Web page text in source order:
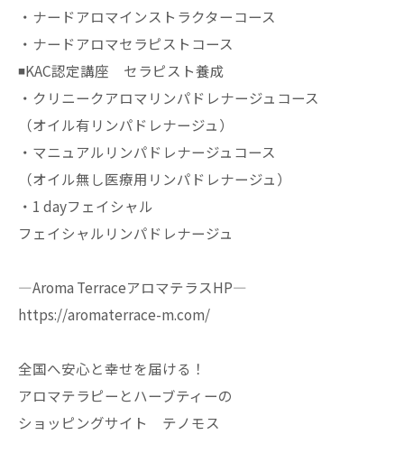
・ナードアロマインストラクターコース
・ナードアロマセラピストコース
◾️KAC認定講座 セラピスト養成
・クリニークアロマリンパドレナージュコース
（オイル有リンパドレナージュ）
・マニュアルリンパドレナージュコース
（オイル無し医療用リンパドレナージュ）
・1 dayフェイシャル
フェイシャルリンパドレナージュ
—Aroma TerraceアロマテラスHP—
https://aromaterrace-m.com/
全国へ安心と幸せを届ける！
アロマテラピーとハーブティーの
ショッピングサイト テノモス